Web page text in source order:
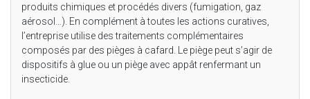
produits chimiques et procédés divers (fumigation, gaz
aérosol…). En complément à toutes les actions curatives,
l’entreprise utilise des traitements complémentaires
composés par des pièges à cafard. Le piège peut s’agir de
dispositifs à glue ou un piège avec appât renfermant un
insecticide.